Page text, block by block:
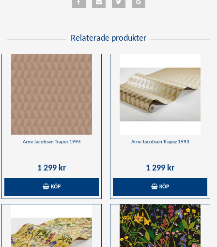
Relaterade produkter
Arne Jacobsen Trapez 1994
1 299 kr
KÖP
Arne Jacobsen Trapez 1993
1 299 kr
KÖP